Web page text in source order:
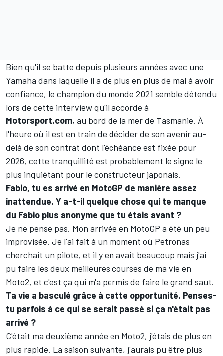
Bien qu'il se batte depuis plusieurs années avec une
Yamaha dans laquelle il a de plus en plus de mal à avoir
confiance, le champion du monde 2021 semble détendu
lors de cette interview qu'il accorde à
Motorsport.com, au bord de la mer de Tasmanie. À
l'heure où il est en train de décider de son avenir au-
delà de son contrat dont l'échéance est fixée pour
2026, cette tranquillité est probablement le signe le
plus inquiétant pour le constructeur japonais.
Fabio, tu es arrivé en MotoGP de manière assez
inattendue. Y a-t-il quelque chose qui te manque
du Fabio plus anonyme que tu étais avant ?
Je ne pense pas. Mon arrivée en MotoGP a été un peu
improvisée. Je l'ai fait à un moment où Petronas
cherchait un pilote, et il y en avait beaucoup mais j'ai
pu faire les deux meilleures courses de ma vie en
Moto2, et c'est ça qui m'a permis de faire le grand saut.
Ta vie a basculé grâce à cette opportunité. Penses-
tu parfois à ce qui se serait passé si ça n'était pas
arrivé ?
C'était ma deuxième année en Moto2, j'étais de plus en
plus rapide. La saison suivante, j'aurais pu être plus